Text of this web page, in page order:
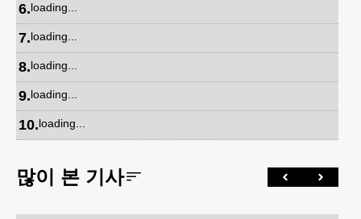
6.loading...
7.loading...
8.loading...
9.loading...
10.loading...
많이 본 기사